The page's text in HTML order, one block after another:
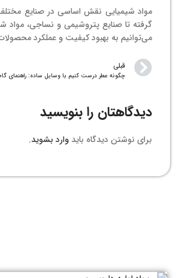
مواد شیمیایی نقش اساسی در صنایع مختلف
گرفته تا صنایع پتروشیمی و نساجی، مواد
می‌توانیم به بهبود کیفیت و عملکرد
قبلی
چگونه عطر درست کنیم با وسایل ساده: راهنمای
دیدگاهتان را بنویسید
برای نوشتن دیدگاه باید وارد بشوید.